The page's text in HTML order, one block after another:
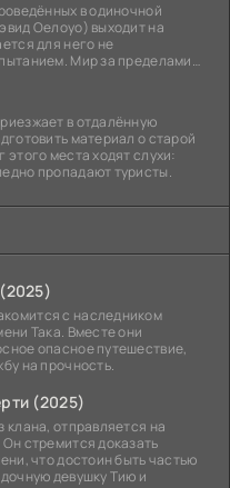
в одиночной
Оелоуо) выходит на
для него не
Мир за пределами
в отдалённую
материал о старой
этого места ходят слухи:
пропадают туристы.
с наследником
Така. Вместе они
опасное путешествие,
на прочность.
(2025)
отправляется на
стремится доказать
что достоин быть частью
девушку Тию и